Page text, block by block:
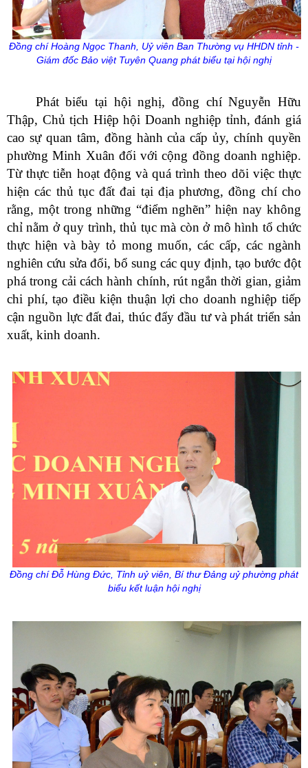
Đồng chí Hoàng Ngọc Thanh, Uỷ viên Ban Thường vụ HHDN tỉnh -
Giám đốc Bảo việt Tuyên Quang phát biểu tại hội nghị
Phát biểu tại hội nghị, đồng chí Nguyễn Hữu
Thập, Chủ tịch Hiệp hội Doanh nghiệp tỉnh, đánh giá
cao sự quan tâm, đồng hành của cấp ủy, chính quyền
phường Minh Xuân đối với cộng đồng doanh nghiệp.
Từ thực tiễn hoạt động và quá trình theo dõi việc thực
hiện các thủ tục đất đai tại địa phương, đồng chí cho
rằng, một trong những “điểm nghẽn” hiện nay không
chỉ nằm ở quy trình, thủ tục mà còn ở mô hình tổ chức
thực hiện và bày tỏ mong muốn, các cấp, các ngành
nghiên cứu sửa đổi, bổ sung các quy định, tạo bước đột
phá trong cải cách hành chính, rút ngắn thời gian, giảm
chi phí, tạo điều kiện thuận lợi cho doanh nghiệp tiếp
cận nguồn lực đất đai, thúc đẩy đầu tư và phát triển sản
xuất, kinh doanh.
Đồng chí Đỗ Hùng Đức, Tỉnh uỷ viên, Bí thư Đảng uỷ phường phát
biểu kết luận hội nghị